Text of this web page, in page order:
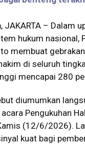
, JAKARTA – Dalam
hukum nasional,
membuat
di seluruh
mencapai 280
diumumkan
Pengukuhan
(12/6/2026).
kuat bagi